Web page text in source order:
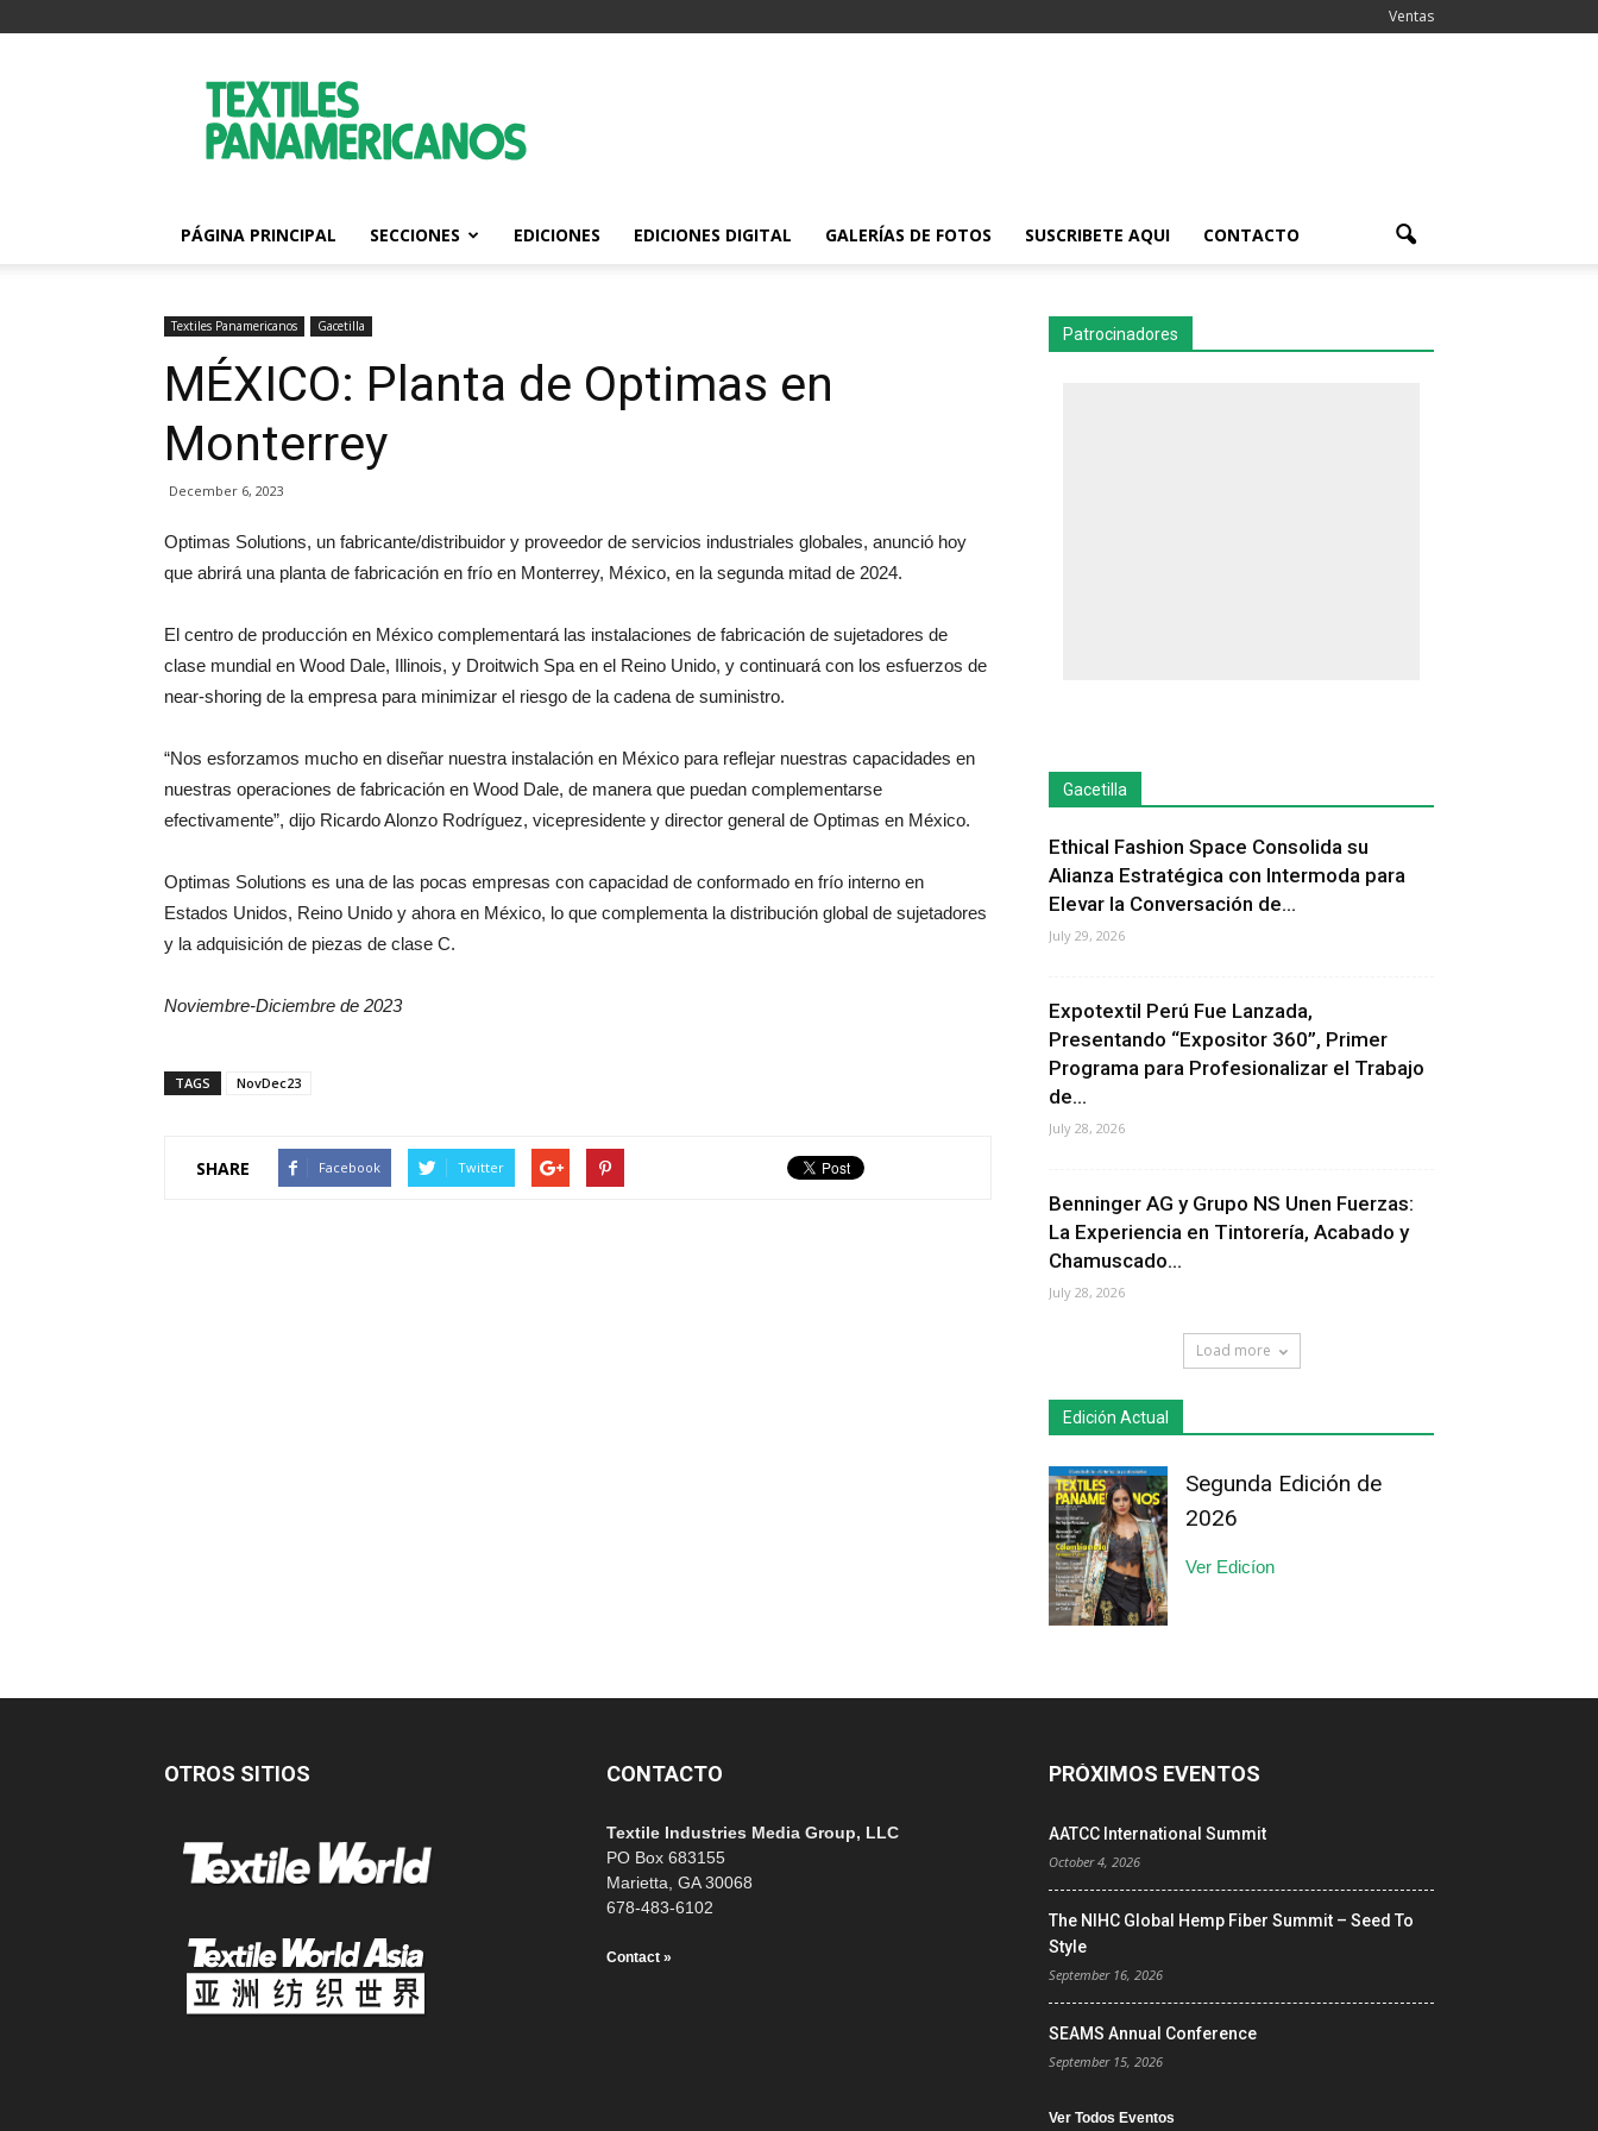
Ventas
Textiles
Panamericanos
PÁGINA PRINCIPAL SECCIONES EDICIONES EDICIONES DIGITAL GALERÍAS DE FOTOS SUSCRIBETE AQUI CONTACTO
Textiles Panamericanos Gacetilla
MÉXICO: Planta de Optimas en
Monterrey
December 6, 2023
Optimas Solutions, un fabricante/distribuidor y proveedor de servicios industriales globales, anunció hoy
que abrirá una planta de fabricación en frío en Monterrey, México, en la segunda mitad de 2024.
El centro de producción en México complementará las instalaciones de fabricación de sujetadores de
clase mundial en Wood Dale, Illinois, y Droitwich Spa en el Reino Unido, y continuará con los esfuerzos de
near-shoring de la empresa para minimizar el riesgo de la cadena de suministro.
“Nos esforzamos mucho en diseñar nuestra instalación en México para reflejar nuestras capacidades en
nuestras operaciones de fabricación en Wood Dale, de manera que puedan complementarse
efectivamente”, dijo Ricardo Alonzo Rodríguez, vicepresidente y director general de Optimas en México.
Optimas Solutions es una de las pocas empresas con capacidad de conformado en frío interno en
Estados Unidos, Reino Unido y ahora en México, lo que complementa la distribución global de sujetadores
y la adquisición de piezas de clase C.
Noviembre-Diciembre de 2023
TAGS NovDec23
SHARE Facebook Twitter
Patrocinadores
Gacetilla
Ethical Fashion Space Consolida su
Alianza Estratégica con Intermoda para
Elevar la Conversación de...
July 29, 2026
Expotextil Perú Fue Lanzada,
Presentando “Expositor 360”, Primer
Programa para Profesionalizar el Trabajo
de...
July 28, 2026
Benninger AG y Grupo NS Unen Fuerzas:
La Experiencia en Tintorería, Acabado y
Chamuscado...
July 28, 2026
Load more
Edición Actual
Segunda Edición de
2026
Ver Edicíon
OTROS SITIOS CONTACTO
Textile Industries Media Group, LLC
PO Box 683155
Marietta, GA 30068
678-483-6102
Contact »
PRÓXIMOS EVENTOS
AATCC International Summit
October 4, 2026
The NIHC Global Hemp Fiber Summit – Seed To
Style
September 16, 2026
SEAMS Annual Conference
September 15, 2026
Ver Todos Eventos